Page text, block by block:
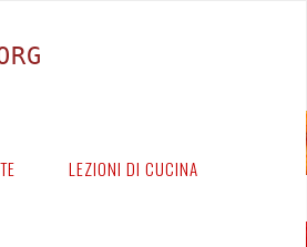
RG
LEZIONI DI CUCINA